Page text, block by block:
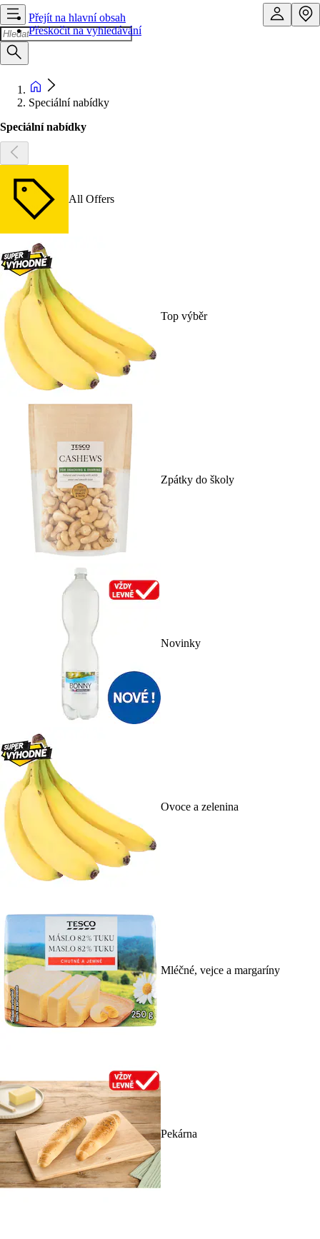
Přejít na hlavní obsah
Přeskočit na vyhledávání
Speciální nabídky
Speciální nabídky
All Offers
Top výběr
Zpátky do školy
Novinky
Ovoce a zelenina
Mléčné, vejce a margaríny
Pekárna